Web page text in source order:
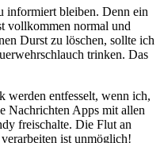
informiert bleiben. Denn ein
vollkommen normal und
Durst zu löschen, sollte ich
trinken. Das
werden entfesselt, wenn ich,
Nachrichten Apps mit allen
freischalte. Die Flut an
ist unmöglich!